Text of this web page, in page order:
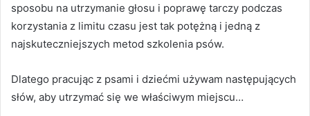
sposobu na utrzymanie głosu i poprawę tarczy podczas
korzystania z limitu czasu jest tak potężną i jedną z
najskuteczniejszych metod szkolenia psów.
Dlatego pracując z psami i dziećmi używam następujących
słów, aby utrzymać się we właściwym miejscu…